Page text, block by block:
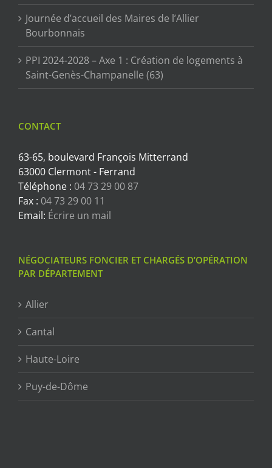
Journée d’accueil des Maires de l’Allier
Bourbonnais
PPI 2024-2028 – Axe 1 : Création de logements à
Saint-Genès-Champanelle (63)
CONTACT
63-65, boulevard François Mitterrand
63000 Clermont - Ferrand
Téléphone : 04 73 29 00 87
Fax : 04 73 29 00 11
Email: Écrire un mail
NÉGOCIATEURS FONCIER ET CHARGÉS D’OPÉRATION
PAR DÉPARTEMENT
Allier
Cantal
Haute-Loire
Puy-de-Dôme